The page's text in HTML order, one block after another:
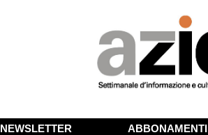
NEWSLETTER ABBONAMENTI